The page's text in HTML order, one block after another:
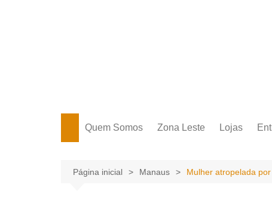
Quem Somos Zona Leste Lojas
Página inicial Manaus Mulher atropelada